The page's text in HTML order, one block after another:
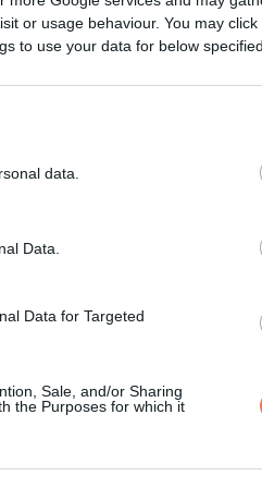
or usage behaviour. You may
to use your data for below
data.
Data.
Data for Targeted
Sale, and/or Sharing
the Purposes for which it
funciókat veszít, függően
a tünetek sok
eldönteni, hogy mi
rohamok, ismeretlen
orvos állíthat fel! Betegség
kívánunk!